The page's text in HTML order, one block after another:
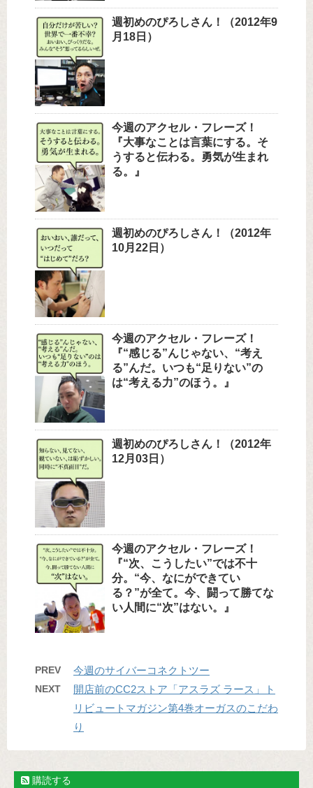
週初めのぴろしさん！（2012年9
月18日）
今週のアクセル・フレーズ！
『大事なことは言葉にする。そ
うすると伝わる。勇気が生まれ
る。』
週初めのぴろしさん！（2012年
10月22日）
今週のアクセル・フレーズ！
『“感じる”んじゃない、“考え
る”んだ。いつも“足りない”の
は“考える力”のほう。』
週初めのぴろしさん！（2012年
12月03日）
今週のアクセル・フレーズ！
『“次、こうしたい”では不十
分。“今、なにができてい
る？”が全て。今、闘って勝てな
い人間に“次”はない。』
PREV 今週のサイバーコネクトツー
NEXT
開店前のCC2ストア「アスラズ ラース」ト
リビュートマガジン第4巻オーガスのこだわ
り
購読する